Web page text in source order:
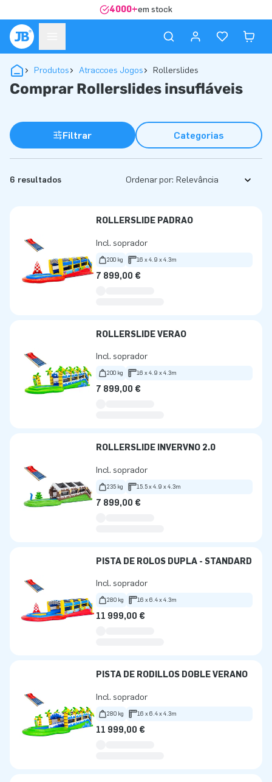
4000+em stock
Produtos Atraccoes Jogos Rollerslides
Comprar Rollerslides insufláveis
Filtrar Categorias
6 resultados Ordenar por:
ROLLERSLIDE PADRÃO
Incl. soprador
200 kg 16 x 4.9 x 4.3m
7 899,00 €
ROLLERSLIDE VERÃO
Incl. soprador
200 kg 16 x 4.9 x 4.3m
7 899,00 €
ROLLERSLIDE INVERVNO 2.0
Incl. soprador
235 kg 15.5 x 4.9 x 4.3m
7 899,00 €
PISTA DE ROLOS DUPLA - STANDARD
Incl. soprador
280 kg 16 x 6.4 x 4.3m
11 999,00 €
PISTA DE RODILLOS DOBLE VERANO
Incl. soprador
280 kg 16 x 6.4 x 4.3m
11 999,00 €